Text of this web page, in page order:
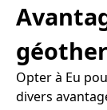
Opter à Eu
divers